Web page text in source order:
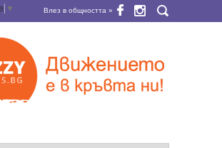
▼ Влез в общността »